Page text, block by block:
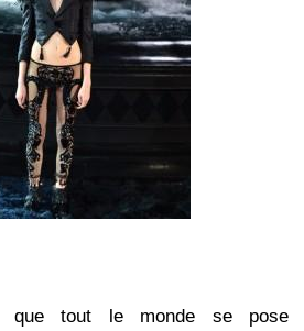
que tout le monde se pose